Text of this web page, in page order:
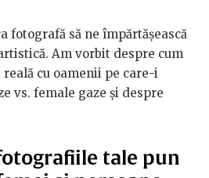
fotografă să ne împărtășească
Am vorbit despre cum
cu oamenii pe care-i
vs. female gaze și despre
tale pun